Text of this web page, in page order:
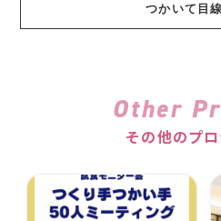
つかいて目
Other
その他のプ